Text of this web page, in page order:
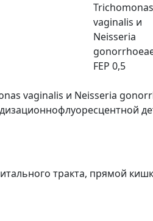
Trichomonas
vaginalis и
Neisseria
FEP 0,5
vaginalis и Neisseria
тракта, прямой